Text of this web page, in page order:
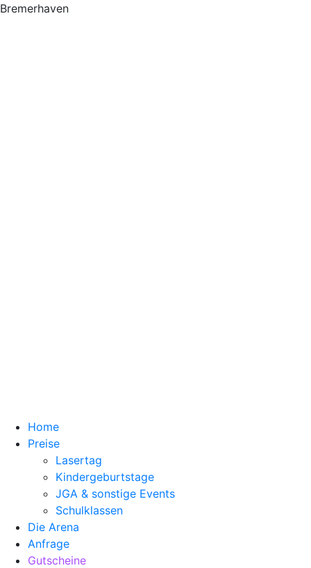
Bremerhaven
Home
Preise
Lasertag
Kindergeburtstage
JGA & sonstige Events
Schulklassen
Die Arena
Anfrage
Gutscheine